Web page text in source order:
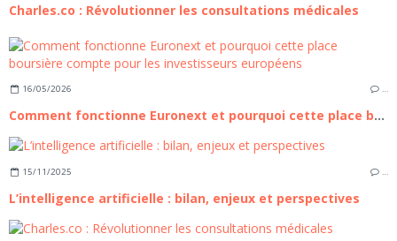
Charles.co : Révolutionner les consultations médicales
16/05/2026 …
Comment fonctionne Euronext et pourquoi cette place boursière compte pour les investisseurs européens
15/11/2025 …
L’intelligence artificielle : bilan, enjeux et perspectives